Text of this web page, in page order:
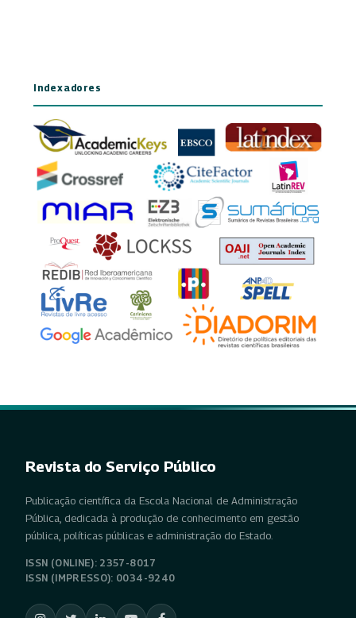
Indexadores
Revista do Serviço Público
Publicação científica da Escola Nacional de Administração
Pública, dedicada à produção de conhecimento em gestão
pública, políticas públicas e administração do Estado.
ISSN (ONLINE): 2357-8017
ISSN (IMPRESSO): 0034-9240